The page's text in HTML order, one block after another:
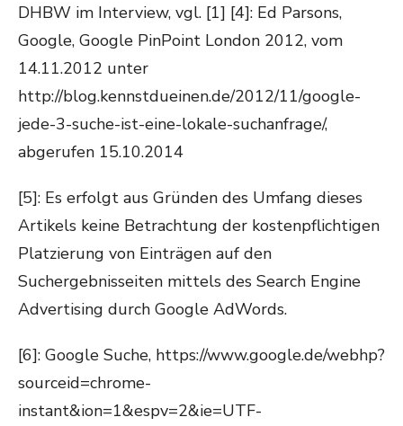
DHBW im Interview, vgl. [1] [4]: Ed Parsons,
Google, Google PinPoint London 2012, vom
14.11.2012 unter
http://blog.kennstdueinen.de/2012/11/google-
jede-3-suche-ist-eine-lokale-suchanfrage/,
abgerufen 15.10.2014
[5]: Es erfolgt aus Gründen des Umfang dieses
Artikels keine Betrachtung der kostenpflichtigen
Platzierung von Einträgen auf den
Suchergebnisseiten mittels des Search Engine
Advertising durch Google AdWords.
[6]: Google Suche, https://www.google.de/webhp?
sourceid=chrome-
instant&ion=1&espv=2&ie=UTF-